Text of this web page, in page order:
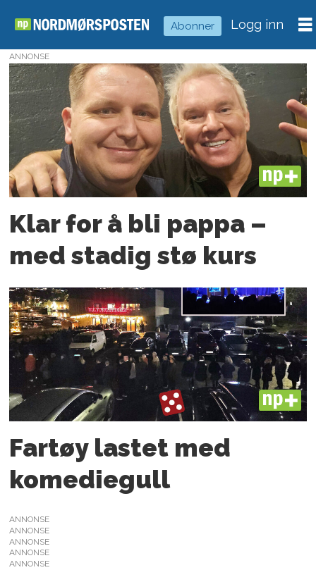
Abonner Logg inn
Tag:
kulturanmeldelse
ANNONSE
PLUS
Klar for å bli pappa –
med stadig stø kurs
PLUS
Fartøy lastet med
komediegull
ANNONSE
ANNONSE
ANNONSE
ANNONSE
ANNONSE